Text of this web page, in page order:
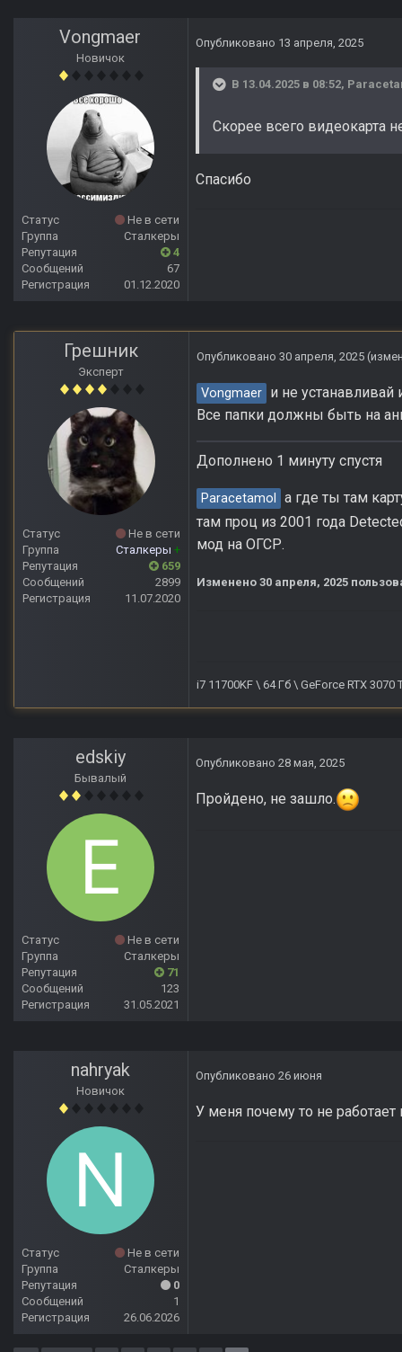
Vongmaer
Новичок
Статус
Не в сети
Группа
Сталкеры
Репутация
4
Сообщений
67
Регистрация
01.12.2020
Опубликовано 13 апреля, 2025
В 13.04.2025 в 08:52,
Скорее всего видеокарта
Спасибо
Грешник
Эксперт
Статус
Не в сети
Группа
Сталкеры +
Репутация
659
Сообщений
2899
Регистрация
11.07.2020
Опубликовано 30 апреля, 2025
Vongmaer и не
Все папки должны быть на
Дополнено 1 минуту спустя
Paracetamol
а где ты там
там проц из 2001 года
мод на ОГСР.
Изменено 30 апреля, 2025
i7 11700KF \ 64 Гб \ GeForce RTX
edskiy
Бывалый
Статус
Не в сети
Группа
Сталкеры
Репутация
71
Сообщений
123
Регистрация
31.05.2021
Опубликовано 28 мая, 2025
Пройдено, не зашло.
nahryak
Новичок
Статус
Не в сети
Группа
Сталкеры
Репутация
0
Сообщений
1
Регистрация
26.06.2026
Опубликовано 26 июня
У меня почему то не работает